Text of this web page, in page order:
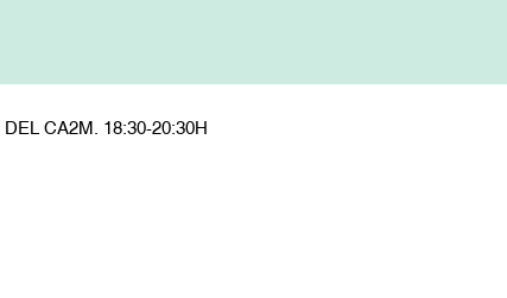
CA2M. 18:30-20:30H